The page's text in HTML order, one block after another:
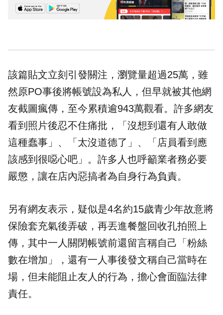
該篇貼文立刻引發關注，瀏覽量超過25萬，雖
然原PO事後將帳號設為私人，但早就被其他網
友截圖瘋傳，至今累積逾943萬觀看。許多網友
看到照片後忍不住痛批，「沒想到還有人敢做
這種蠢事」、「太沒道德了」、「店員看到應
該感到很噁心吧」。許多人也呼籲業者務必要
嚴懲，讓在店內惡搞者為自身行為負責。
另有網友表示，疑似是4名約15歲青少年故意將
保險套充氣後弄破，再丟進餐盤回收孔拍照上
傳，其中一人關閉帳號前還留言稱自己「粉絲
數在增加」，還有一人事後發文稱自己當時在
場，但未能阻止友人的行為，擔心會面臨法律
責任。